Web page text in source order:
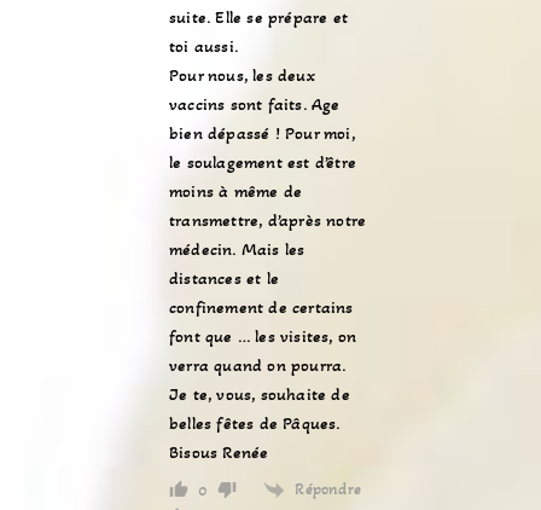
suite. Elle se prépare et
toi aussi.
Pour nous, les deux
vaccins sont faits. Age
bien dépassé ! Pour moi,
le soulagement est d’être
moins à même de
transmettre, d’après notre
médecin. Mais les
distances et le
confinement de certains
font que … les visites, on
verra quand on pourra.
Je te, vous, souhaite de
belles fêtes de Pâques.
Bisous Renée
0 Répondre